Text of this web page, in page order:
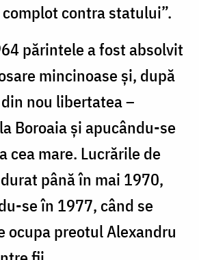
contra statului”.
părintele a fost absolvit
mincinoase și, după
nou libertatea –
Boroaia și apucându-se
cea mare. Lucrările de
până în mai 1970,
se în 1977, când se
ocupa preotul Alexandru